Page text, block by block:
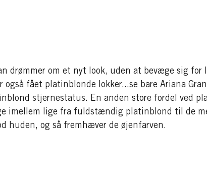
drømmer om et nyt look, uden at bevæge sig for
fået platinblonde lokker...se bare Ariana
stjernestatus. En anden store fordel ved
imellem lige fra fuldstændig platinblond til de
huden, og så fremhæver de øjenfarven.